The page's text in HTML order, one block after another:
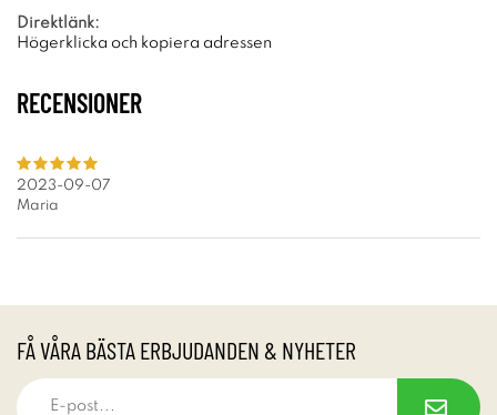
Direktlänk:
Högerklicka och kopiera adressen
RECENSIONER
2023-09-07
Maria
FÅ VÅRA BÄSTA ERBJUDANDEN & NYHETER